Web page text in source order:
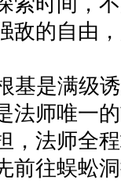
敌的自由
是满级诱
法师唯一
，法师全
前往蜈蚣